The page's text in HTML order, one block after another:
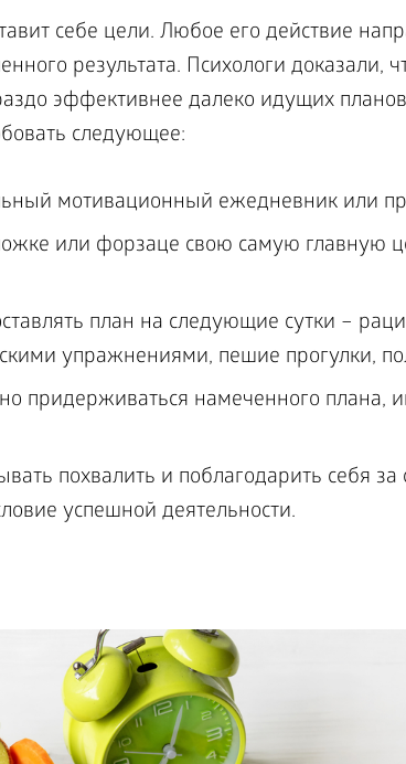
себе цели. Любое его действие
результата. Психологи доказали,
эффективнее далеко идущих
следующее:
мотивационный ежедневник или
или форзаце свою самую главную
план на следующие сутки –
упражнениями, пешие прогулки,
придерживаться намеченного плана,
похвалить и поблагодарить себя за
успешной деятельности.